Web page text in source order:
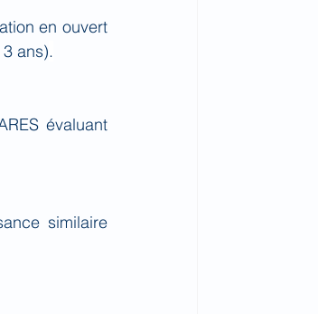
en ouvert
ans).
évaluant
similaire